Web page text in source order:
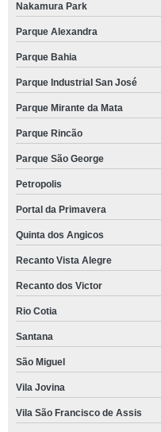
Nakamura Park
Parque Alexandra
Parque Bahia
Parque Industrial San José
Parque Mirante da Mata
Parque Rincão
Parque São George
Petropolis
Portal da Primavera
Quinta dos Angicos
Recanto Vista Alegre
Recanto dos Victor
Rio Cotia
Santana
São Miguel
Vila Jovina
Vila São Francisco de Assis